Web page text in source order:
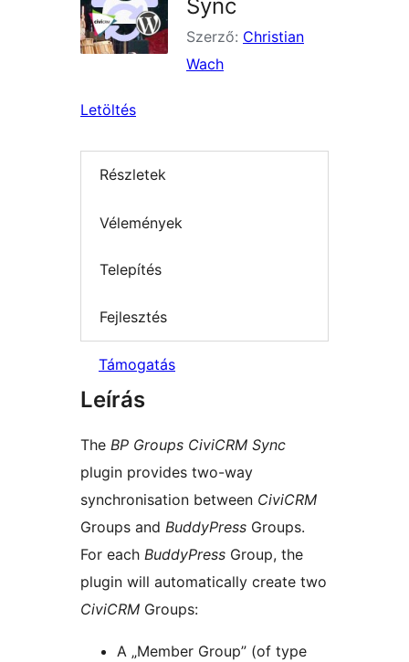
Sync
Szerző: Christian
Wach
Letöltés
Részletek
Vélemények
Telepítés
Fejlesztés
Támogatás
Leírás
The BP Groups CiviCRM Sync
plugin provides two-way
synchronisation between CiviCRM
Groups and BuddyPress Groups.
For each BuddyPress Group, the
plugin will automatically create two
CiviCRM Groups:
A „Member Group” (of type